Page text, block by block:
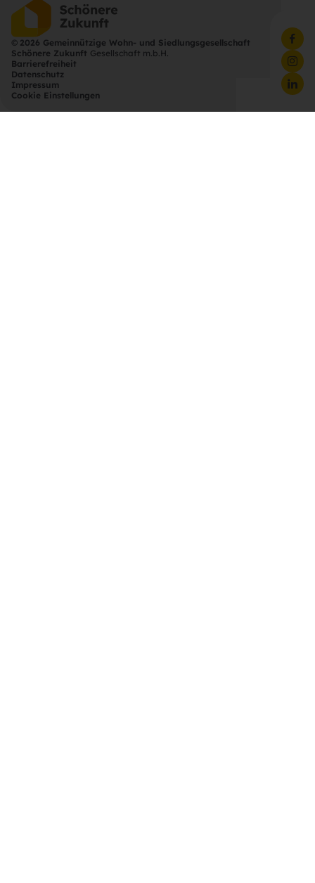
© 2026 Gemeinnützige Wohn- und Siedlungsgesellschaft
Schönere Zukunft Gesellschaft m.b.H.
Barrierefreiheit
Datenschutz
Impressum
Cookie Einstellungen